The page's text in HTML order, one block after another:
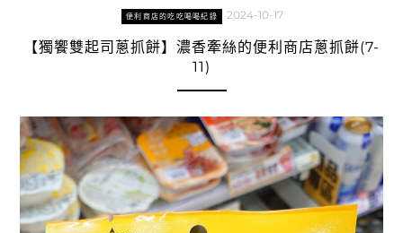
便利商店的吃吃喝喝紀錄 2024-10-17
【獨饗雙起司蔥抓餅】濃香牽絲的便利商店蔥抓餅(7-
11)